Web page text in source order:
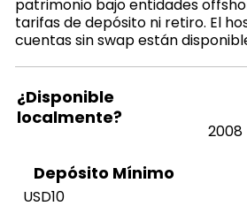
patrimonio bajo entidades
tarifas de depósito ni retiro. El
cuentas sin swap están
¿Disponible
localmente?
2008
Depósito Mínimo
USD10